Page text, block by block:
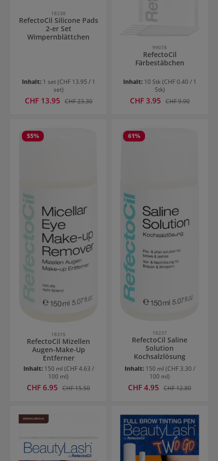
18238
RefectoCil Silicone Pads
2-er Set
Wimpernblättchen
Inhalt: 1 set(CHF 13.95 / 1
set)
Verkaufspreis:
CHF 13.95 Regulärer Preis:
CHF 23.30
99078
RefectoCil
Färbestäbchen
Inhalt: 10 Stk(CHF 0.40 / 1
Stk)
Verkaufspreis:
CHF 3.95 Regulärer Preis:
CHF 9.90
55%
18315
RefectoCil Mizellen
Augen-Make-Up
Entferner
Inhalt: 150 ml (CHF 4.63 /
100 ml)
Verkaufspreis:
CHF 6.95 Regulärer Preis:
CHF 15.50
61%
18237
RefectoCil Saline
Solution
Kochsalzlösung
Inhalt: 150 ml (CHF 3.30 /
100 ml)
Verkaufspreis:
CHF 4.95 Regulärer Preis:
CHF 12.80